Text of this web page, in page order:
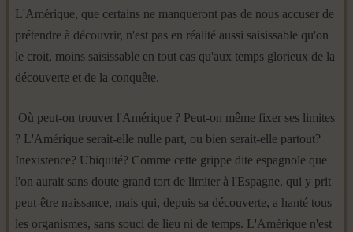
L'Amérique, que certains ne manqueront pas de nous accuser de
prétendre à découvrir, n'est pas en réalité aussi saisissable qu'on
le croit, moins saisissable en tout cas qu'aux temps glorieux de la
décou­verte et de la conquête.
Où peut-on trouver l'Amérique ? Peut-on même fixer ses limites
? L'Amérique serait-elle nulle part, ou bien serait-elle partout?
Inexistence? Ubiquité? Comme cette grippe dite espagnole que
l'on aurait sans doute grand tort de limiter à l'Espagne, qui y prit
peut-être naissance, mais qui, depuis sa découverte, a hanté tous
les or­ganismes, sans souci de lieu ni de temps. L'Amérique n'est